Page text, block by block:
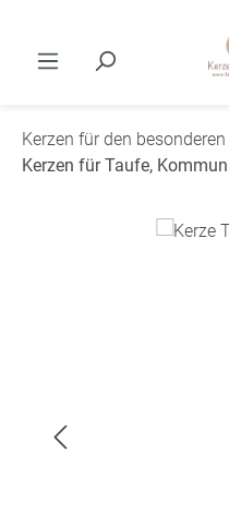
Kerzen für den
Kerzen für Taufe,
Bildergalerie